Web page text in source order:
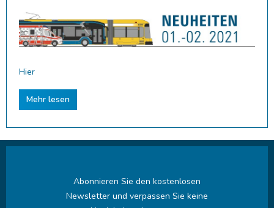
Hier
Mehr lesen
Abonnieren Sie den kostenlosen
Newsletter und verpassen Sie keine